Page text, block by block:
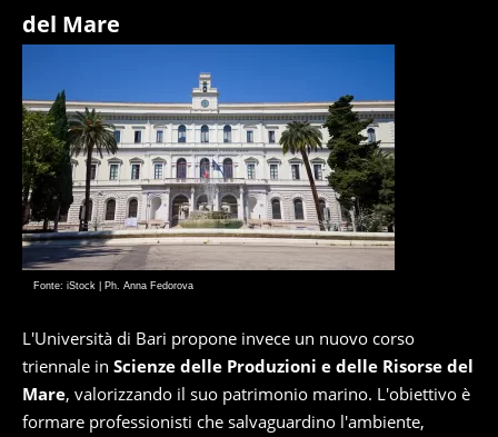
del Mare
Fonte: iStock | Ph. Anna Fedorova
L'Università di Bari propone invece un nuovo corso
triennale in Scienze delle Produzioni e delle Risorse del
Mare, valorizzando il suo patrimonio marino. L'obiettivo è
formare professionisti che salvaguardino l'ambiente,